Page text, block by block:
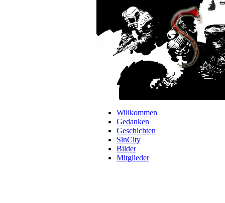
überspringen
Willkommen
Gedanken
Geschichten
SinCity
Bilder
Mitglieder